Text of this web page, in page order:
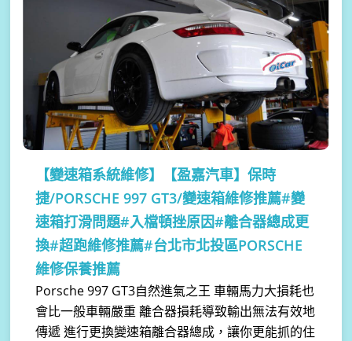
【變速箱系統維修】
【盈嘉汽車】保時
捷/PORSCHE 997 GT3/變速箱維修推薦#變
速箱打滑問題#入檔頓挫原因#離合器總成更
換#超跑維修推薦#台北市北投區PORSCHE
維修保養推薦
Porsche 997 GT3自然進氣之王 車輛馬力大損耗也
會比一般車輛嚴重 離合器損耗導致輸出無法有效地
傳遞 進行更換變速箱離合器總成，讓你更能抓的住